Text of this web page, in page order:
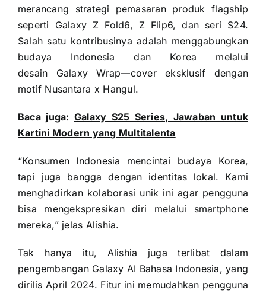
merancang strategi pemasaran produk flagship
seperti Galaxy Z Fold6, Z Flip6, dan seri S24.
Salah satu kontribusinya adalah menggabungkan
budaya Indonesia dan Korea melalui
desain Galaxy Wrap—cover eksklusif dengan
motif Nusantara x Hangul.
Baca juga: Galaxy S25 Series, Jawaban untuk
Kartini Modern yang Multitalenta
“Konsumen Indonesia mencintai budaya Korea,
tapi juga bangga dengan identitas lokal. Kami
menghadirkan kolaborasi unik ini agar pengguna
bisa mengekspresikan diri melalui smartphone
mereka,” jelas Alishia.
Tak hanya itu, Alishia juga terlibat dalam
pengembangan Galaxy AI Bahasa Indonesia, yang
dirilis April 2024. Fitur ini memudahkan pengguna